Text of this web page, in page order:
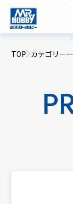
TOP カテゴリー